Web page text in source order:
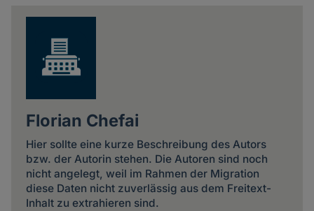
Florian Chefai
Hier sollte eine kurze Beschreibung des Autors
bzw. der Autorin stehen. Die Autoren sind noch
nicht angelegt, weil im Rahmen der Migration
diese Daten nicht zuverlässig aus dem Freitext-
Inhalt zu extrahieren sind.